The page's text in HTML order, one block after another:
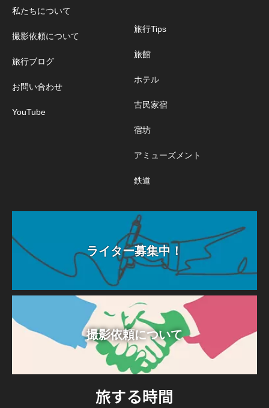
私たちについて
撮影依頼について
旅行ブログ
お問い合わせ
YouTube
旅行Tips
旅館
ホテル
古民家宿
宿坊
アミューズメント
鉄道
ライター募集中！
撮影依頼について
旅する時間